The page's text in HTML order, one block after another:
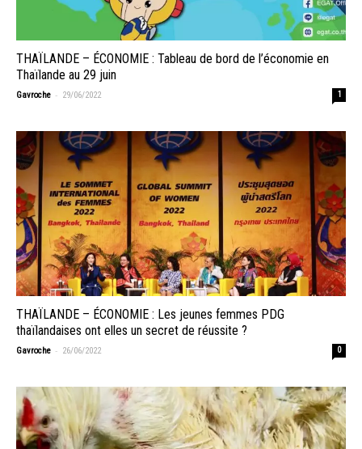
THAÏLANDE – ÉCONOMIE : Tableau de bord de l’économie en
Thaïlande au 29 juin
Gavroche - 29/06/2022 1
THAÏLANDE – ÉCONOMIE : Les jeunes femmes PDG
thaïlandaises ont elles un secret de réussite ?
Gavroche - 26/06/2022 0